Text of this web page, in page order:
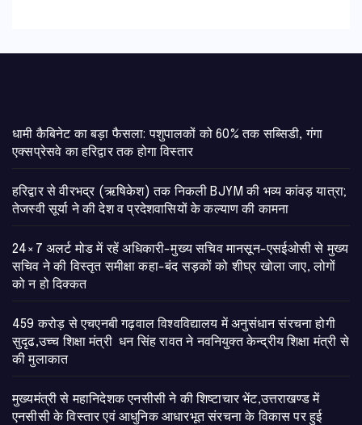
​धामी कैबिनेट का बड़ा फैसला: पशुपालकों को 60% तक सब्सिडी, गंगा
एक्सप्रेसवे का हरिद्वार तक होगा विस्तार
​हरिद्वार से वीरभद्र (ऋषिकेश) तक निकली BJYM की भव्य कांवड़ यात्रा;
तेजस्वी सूर्या ने की देश व प्रदेशवासियों के कल्याण की कामना
24×7 अलर्ट मोड में रहें अधिकारी-मुख्य सचिव मानसून-एसईओसी से मुख्य
सचिव ने की विस्तृत समीक्षा कहा-बंद सड़कों को शीघ्र खोला जाए, लोगों
को न हो दिक्कत
459 करोड़ से एचएनबी गढ़वाल विश्वविद्यालय में अनुसंधान संरचना होगी
सुदृढ,उच्च शिक्षा मंत्री धन सिंह रावत ने नवनियुक्त केन्द्रीय शिक्षा मंत्री से
की मुलाकात
मुख्यमंत्री से महानिदेशक एनसीसी ने की शिष्टाचार भेंट,उत्तराखण्ड में
एनसीसी के विस्तार एवं आधुनिक आधारभूत संरचना के विकास पर हुई